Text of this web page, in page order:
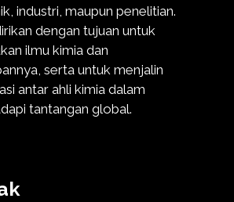
industri, maupun penelitian.
dengan tujuan untuk
ilmu kimia dan
serta untuk menjalin
antar ahli kimia dalam
tantangan global.